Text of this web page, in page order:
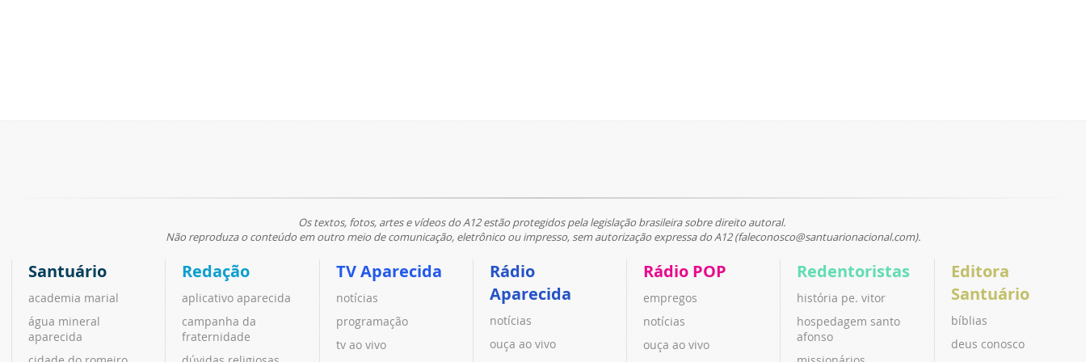
Os textos, fotos, artes e vídeos do A12 estão protegidos pela legislação brasileira sobre direito autoral.
Não reproduza o conteúdo em outro meio de comunicação, eletrônico ou impresso, sem autorização expressa do A12 (faleconosco@santuarionacional.com).
Santuário
academia marial
água mineral
aparecida
Redação
aplicativo aparecida
campanha da
fraternidade
TV Aparecida
notícias
programação
tv ao vivo
Rádio
Aparecida
notícias
ouça ao vivo
Rádio POP
empregos
notícias
ouça ao vivo
Redentoristas
história pe. vitor
hospedagem santo
afonso
Editora
Santuário
bíblias
deus conosco